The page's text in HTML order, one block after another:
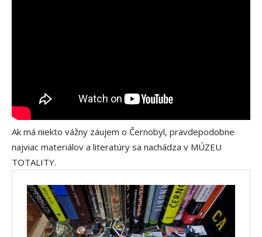
Ak má niekto vážny záujem o Černobyl, pravdepodobne
najviac materiálov a literatúry sa nachádza v MÚZEU
TOTALITY.